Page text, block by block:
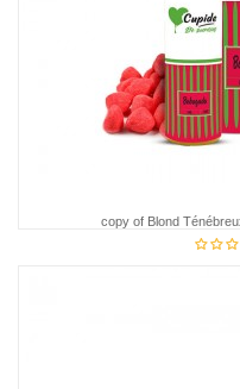
copy of Blond